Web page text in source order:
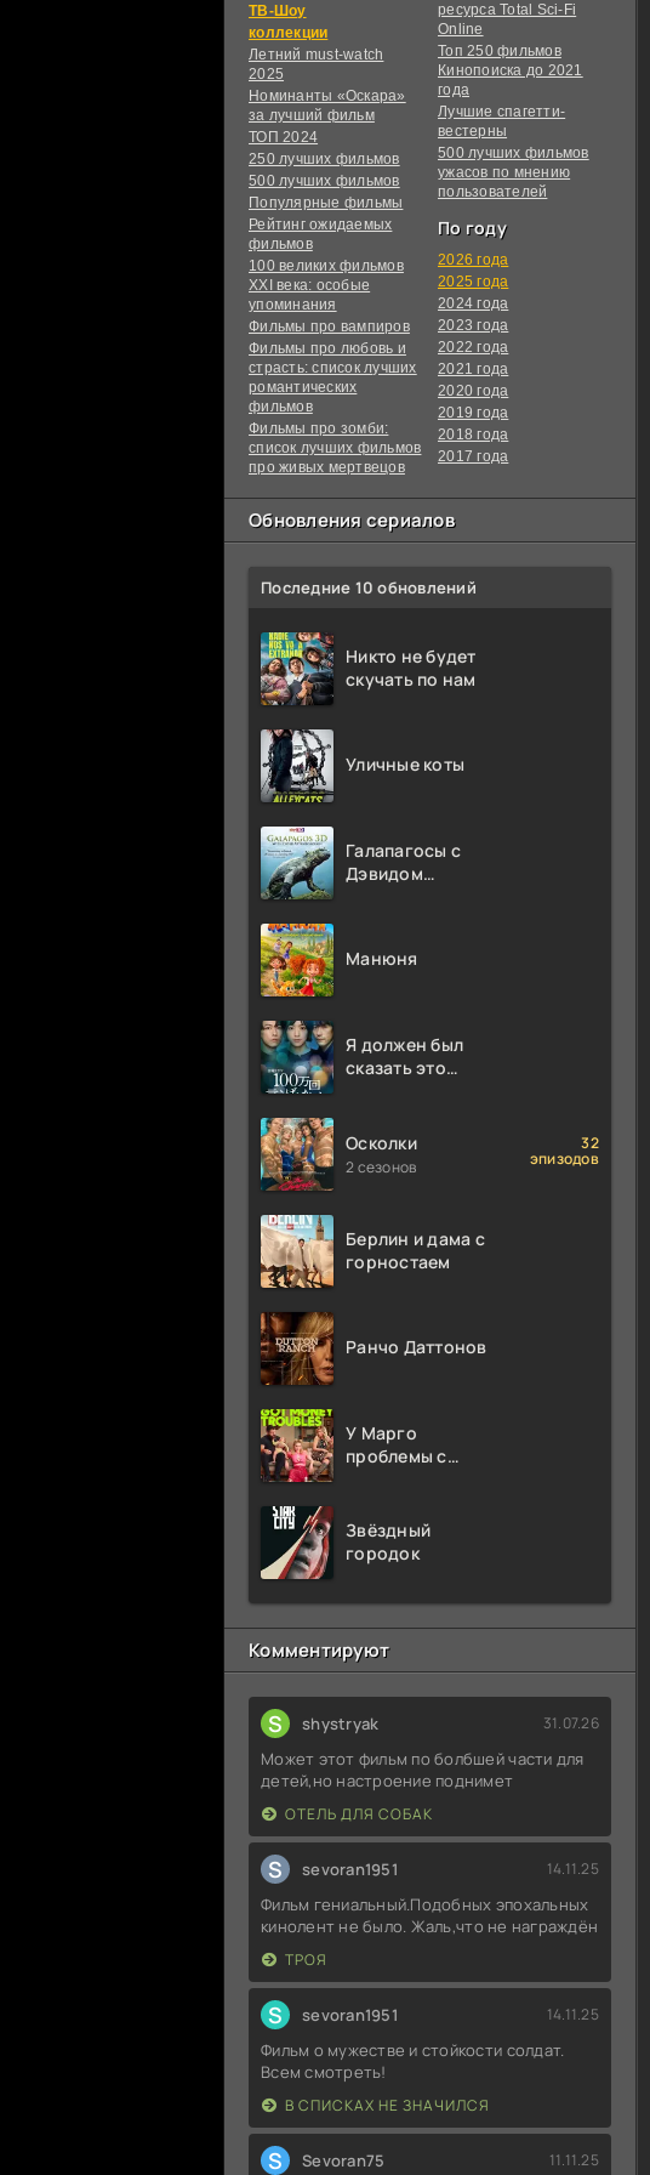
ТВ-Шоу
коллекции
Летний must-watch
2025
Номинанты «Оскара»
за лучший фильм
ТОП 2024
250 лучших фильмов
500 лучших фильмов
Популярные фильмы
Рейтинг ожидаемых
фильмов
100 великих фильмов
XXI века: особые
упоминания
Фильмы про вампиров
Фильмы про любовь и
страсть: список лучших
романтических
фильмов
Фильмы про зомби:
список лучших фильмов
про живых мертвецов
ресурса Total Sci-Fi
Online
Топ 250 фильмов
Кинопоиска до 2021
года
Лучшие спагетти-
вестерны
500 лучших фильмов
ужасов по мнению
пользователей
По году
2026 года
2025 года
2024 года
2023 года
2022 года
2021 года
2020 года
2019 года
2018 года
2017 года
Обновления сериалов
Последние 10 обновлений
Никто не будет
скучать по нам
Уличные коты
Галапагосы с
Дэвидом
Манюня
Я должен был
сказать это
Осколки
2 сезонов
32
эпизодов
Берлин и дама с
горностаем
Ранчо Даттонов
У Марго
проблемы с
Звёздный
городок
Комментируют
S shystryak 31.07.26
Может этот фильм по болбшей части для
детей,но настроение поднимет
ОТЕЛЬ ДЛЯ СОБАК
S sevoran1951 14.11.25
Фильм гениальный.Подобных эпохальных
кинолент не было. Жаль,что не награждён
ТРОЯ
S sevoran1951 14.11.25
Фильм о мужестве и стойкости солдат.
Всем смотреть!
В СПИСКАХ НЕ ЗНАЧИЛСЯ
S Sevoran75 11.11.25